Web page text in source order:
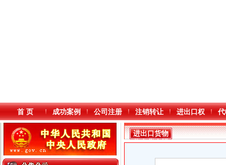
首 页 成功案例 公司注册 注销转让 进出口权
进出口货物
收发货人报
证书